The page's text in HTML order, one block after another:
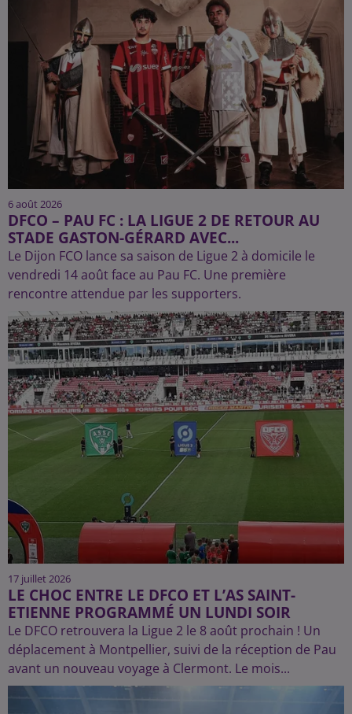
6 août 2026
DFCO – PAU FC : LA LIGUE 2 DE RETOUR AU
STADE GASTON-GÉRARD AVEC...
Le Dijon FCO lance sa saison de Ligue 2 à domicile le
vendredi 14 août face au Pau FC. Une première
rencontre attendue par les supporters.
17 juillet 2026
LE CHOC ENTRE LE DFCO ET L’AS SAINT-
ETIENNE PROGRAMMÉ UN LUNDI SOIR
Le DFCO retrouvera la Ligue 2 le 8 août prochain ! Un
déplacement à Montpellier, suivi de la réception de Pau
avant un nouveau voyage à Clermont. Le mois...